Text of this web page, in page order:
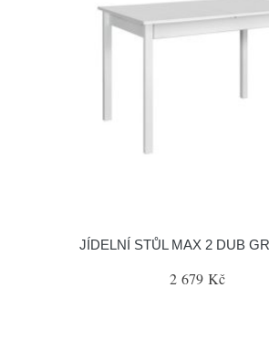
JÍDELNÍ STŮL MAX 2 DUB
2 679 Kč